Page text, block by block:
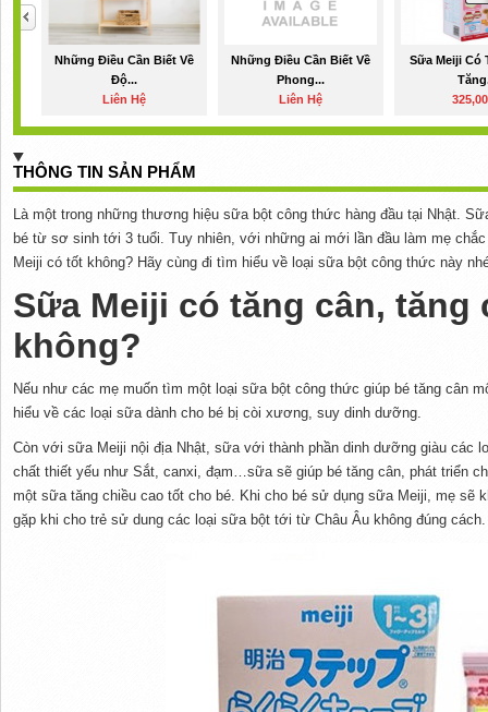
Những Điều Cần Biết Về
Độ...
Liên Hệ
Những Điều Cần Biết Về
Phong...
Liên Hệ
Sữa Meiji Có
THÔNG TIN SẢN PHẨM
Là một trong những thương hiệu sữa bột công thức hàng đầu tại Nhật.
bé từ sơ sinh tới 3 tuổi. Tuy nhiên, với những ai mới lần đầu làm mẹ
Meiji có tốt không? Hãy cùng đi tìm hiểu về loại sữa bột công thức này
Sữa Meiji có tăng cân, tăng
không?
Nếu như các mẹ muốn tìm một loại sữa bột công thức giúp bé tăng cân
hiểu về các loại sữa dành cho bé bị còi xương, suy dinh dưỡng.
Còn với sữa Meiji nội địa Nhật, sữa với thành phần dinh dưỡng giàu các
chất thiết yếu như Sắt, canxi, đạm…sữa sẽ giúp bé tăng cân, phát triển
một sữa tăng chiều cao tốt cho bé. Khi cho bé sử dụng sữa Meiji, mẹ sẽ
gặp khi cho trẻ sử dung các loại sữa bột tới từ Châu Âu không đúng cách.